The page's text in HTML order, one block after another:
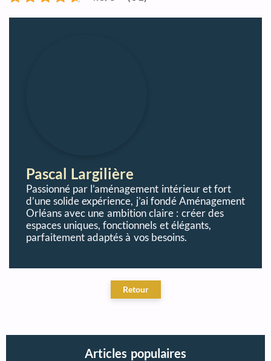
Pascal Largilière
Passionné par l’aménagement intérieur et fort
d’une solide expérience, j’ai fondé Aménagement
Orléans avec une ambition claire : créer des
espaces uniques, fonctionnels et élégants,
parfaitement adaptés à vos besoins.
Articles populaires